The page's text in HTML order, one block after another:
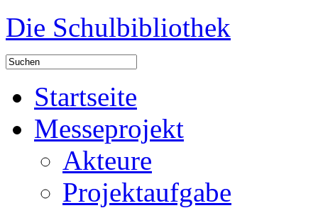
Die Schulbibliothek
Startseite
Messeprojekt
Akteure
Projektaufgabe